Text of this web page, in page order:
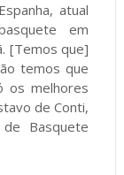
atual
em
[Temos que]
temos que
os melhores
de Conti,
Basquete